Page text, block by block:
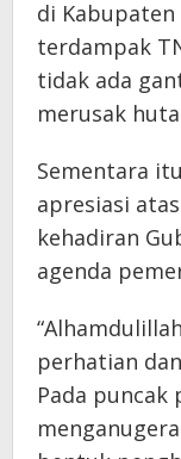
di
terdampak
tidak ada
merusak
Sementara
apresiasi
kehadiran
agenda
perhatian
Pada puncak